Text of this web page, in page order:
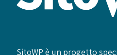
SitoWP è un progetto